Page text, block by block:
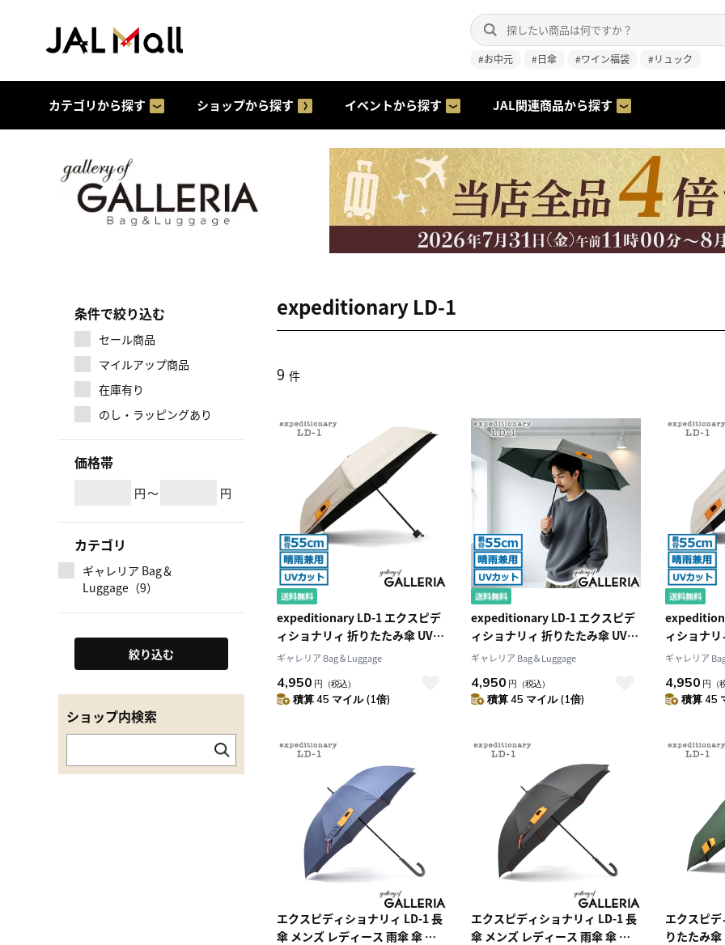
#お中元 #日傘 #ワイン福袋 #リュック
カテゴリから探す ショップから探す イベントから探す JAL関連商品から探す
マイルアップ商品
条件で絞り込む
セール商品
在庫有り
のし・ラッピングあり
価格帯
円～ 円
カテゴリ
ギャレリア Bag＆
Luggage（9）
絞り込む
ショップ内検索
expeditionary LD-1
9 件
expeditionary LD-1 エクスピデ
ィショナリィ 折りたたみ傘 UVカ
ット ミリタリー おしゃれ シンプ
LD-MA1-55PM
ギャレリア Bag＆Luggage
4,950 円 （税込）
積算 45 マイル (1倍)
expeditionary LD-1 エクスピデ
ィショナリィ 折りたたみ傘 UVカ
ット ミリタリー おしゃれ シンプ
LD-MA1-55PM
ギャレリア Bag＆Luggage
4,950 円 （税込）
積算 45 マイル (1倍)
ィショナ
ット ミリ
LD-MA1-
ギャレリア
4,950 円
積算 45
エクスピディショナリィ LD-1 長
傘 メンズ レディース 雨傘 傘 ジ
エクスピディショナリィ LD-1 長
傘 メンズ レディース 雨傘 傘 ジ
エクスピ
りたたみ